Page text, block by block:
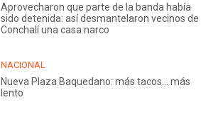
Aprovecharon que parte de la banda había
sido detenida: así desmantelaron vecinos de
Conchalí una casa narco
NACIONAL
Nueva Plaza Baquedano: más tacos... más
lento